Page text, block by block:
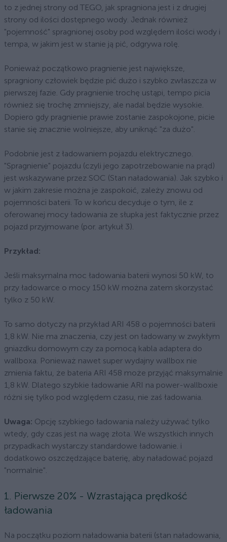
to z jednej strony od TEGO, jak spragniona jest i z drugiej
strony od ilości dostępnego wody. Jednak również
"pojemność" spragnionej osoby pod względem ilości wody i
tempa, w jakim jest w stanie ją pić, odgrywa rolę.
Ponieważ początkowo pragnienie jest największe,
spragniony człowiek będzie pić dużo i szybko zwłaszcza w
pierwszej fazie. Gdy pragnienie trochę ustąpi, tempo picia
również się trochę zmniejszy, ale nadal będzie wysokie.
Dopiero gdy pragnienie prawie zostanie zaspokojone, picie
stanie się znacznie wolniejsze, aby uniknąć "za dużo".
Podobnie jest z ładowaniem pojazdu elektrycznego.
"Spragnienie" pojazdu (czyli jego zapotrzebowanie na prąd)
jest wskazywane przez SOC (Stan naładowania). Jak szybko i
w jakim zakresie można je zaspokoić, zależy znowu od
pojemności baterii. To w końcu decyduje o tym, ile z
oferowanej mocy ładowania ze słupka jest faktycznie przez
pojazd przyjmowane (por. artykuł 3).
Przykład:
Jeśli maksymalna moc ładowania baterii wynosi 50 kW, to
przy ładowarce o mocy 150 kW można zatem skorzystać
tylko z 50 kW.
To samo dotyczy na przykład ARI 458 o pojemności baterii
1,8 kW. Nie ma znaczenia, czy jest on ładowany w zwykłym
gniazdku domowym czy za pomocą kabla adaptera do
wallboxa. Ponieważ nawet super wydajny wallbox nie
zmienia faktu, że bateria ARI 458 może przyjąć maksymalnie
1,8 kW. Dlatego szybkie ładowanie ARI na power-wallboxie
różni się tylko pod względem czasu, nie zaś ładowania.
Uwaga: Opcję szybkiego ładowania należy używać tylko
wtedy, gdy czas jest na wagę złota. We wszystkich innych
przypadkach wystarczy standardowe ładowanie. i
dodatkowo oszczędzające baterię, aby naładować pojazd
"normalnie".
1. Pierwsze 20% - Wzrastająca prędkość
ładowania
Na początku poziom naładowania baterii (stan naładowania,